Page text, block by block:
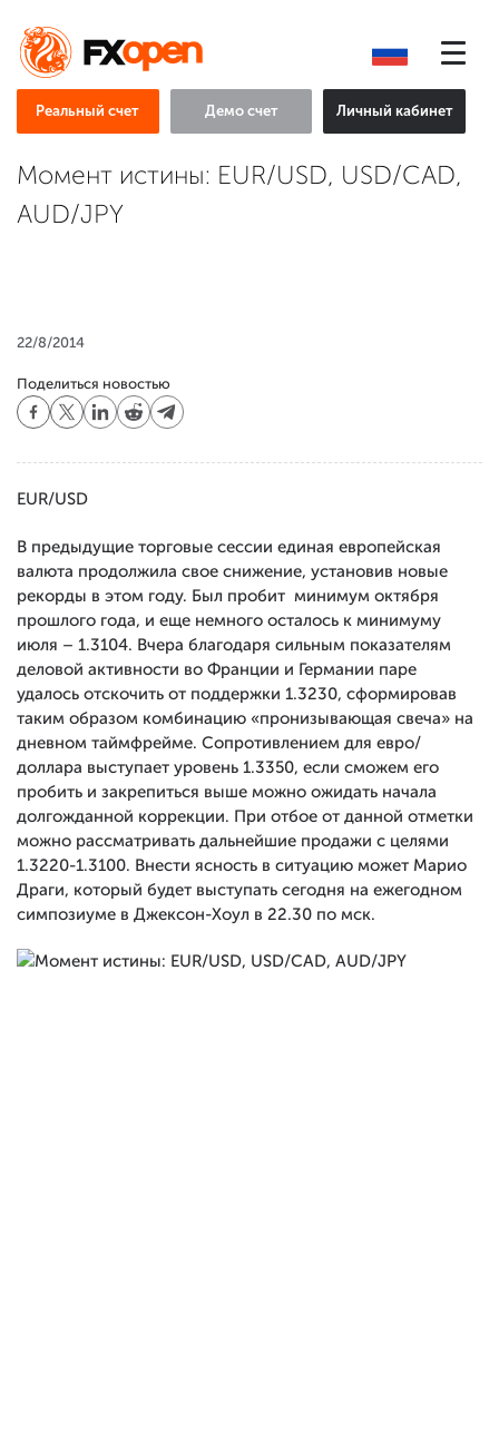
Реальный счет Демо счет Личный кабинет
Момент истины: EUR/USD, USD/CAD,
AUD/JPY
22/8/2014
Поделиться новостью
EUR/USD
В предыдущие торговые сессии единая европейская
валюта продолжила свое снижение, установив новые
рекорды в этом году. Был пробит минимум октября
прошлого года, и еще немного осталось к минимуму
июля – 1.3104. Вчера благодаря сильным показателям
деловой активности во Франции и Германии паре
удалось отскочить от поддержки 1.3230, сформировав
таким образом комбинацию «пронизывающая свеча» на
дневном таймфрейме. Сопротивлением для евро/
доллара выступает уровень 1.3350, если сможем его
пробить и закрепиться выше можно ожидать начала
долгожданной коррекции. При отбое от данной отметки
можно рассматривать дальнейшие продажи с целями
1.3220-1.3100. Внести ясность в ситуацию может Марио
Драги, который будет выступать сегодня на ежегодном
симпозиуме в Джексон-Хоул в 22.30 по мск.